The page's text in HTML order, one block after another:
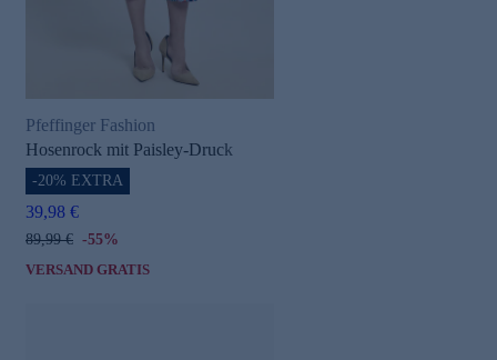
Pfeffinger Fashion
Hosenrock mit Paisley-Druck
-20% EXTRA
39,98 €
89,99 € -55%
VERSAND GRATIS